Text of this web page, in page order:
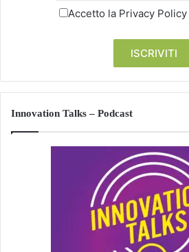
Accetto la Privacy Policy
Innovation Talks – Podcast